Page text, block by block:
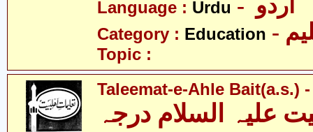
Language : Urdu
Category : Education
Topic :
Taleemat-e-Ahle Bait(a.s.)
علیہ السلام درجہ